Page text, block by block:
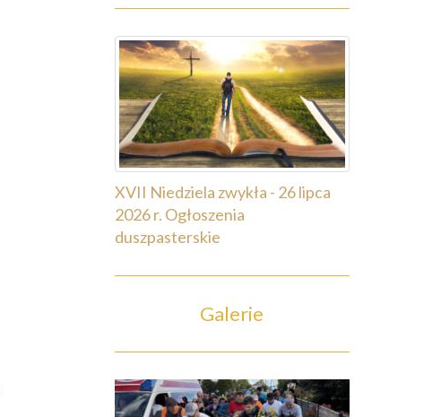
XVII Niedziela zwykła - 26 lipca
2026 r. Ogłoszenia
duszpasterskie
Galerie